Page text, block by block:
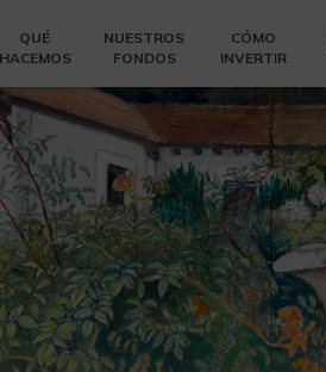
QUÉ
HACEMOS
NUESTROS
FONDOS
CÓMO
INVERTIR